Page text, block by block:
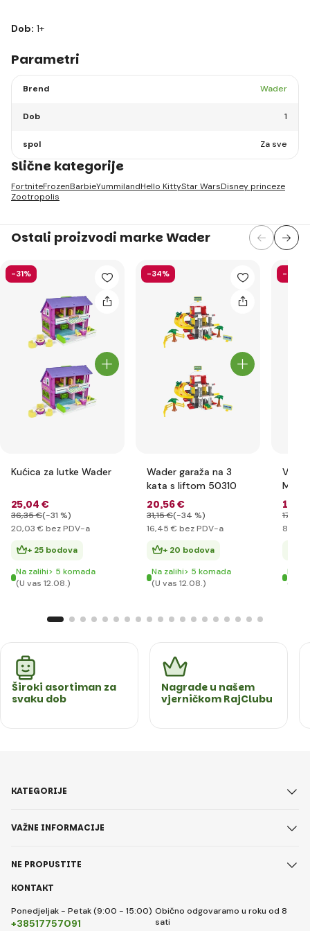
Dob: 1+
Parametri
Brend Wader
Dob 1
spol Za sve
Slične kategorije
FortniteFrozenBarbieYummilandHello KittyStar WarsDisney princeze
Zootropolis
Ostali proizvodi marke Wader
-31%
Kućica za lutke Wader
25,04 €
36,35 €(-31 %)
20,03 € bez PDV-a
+ 25 bodova
Na zalihi> 5 komada
(U vas 12.08.)
-34%
Wader garaža na 3
kata s liftom 50310
20,56 €
31,15 €(-34 %)
16,45 € bez PDV-a
+ 20 bodova
Na zalihi> 5 komada
(U vas 12.08.)
-38%
10
17
8
Na
(U
Široki asortiman za
svaku dob
Nagrade u našem
vjerničkom RajClubu
KONTAKT
Ponedjeljak - Petak (9:00 - 15:00)
+38517757091
Obično odgovaramo u roku od 8
sati
KATEGORIJE
VAŽNE INFORMACIJE
NE PROPUSTITE